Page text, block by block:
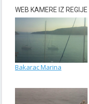
WEB KAMERE IZ REGIJE
Bakarac Marina